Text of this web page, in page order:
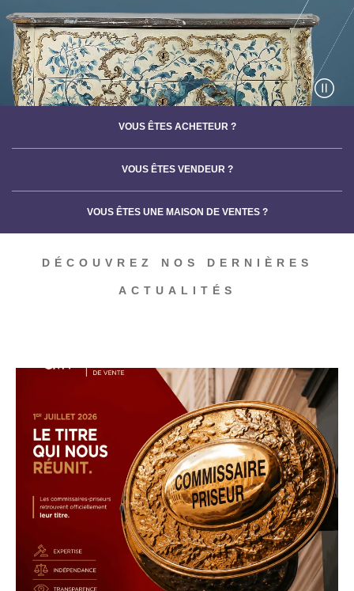
VOUS ÊTES ACHETEUR ?
VOUS ÊTES VENDEUR ?
VOUS ÊTES UNE MAISON DE VENTES ?
DÉCOUVREZ NOS DERNIÈRES
ACTUALITÉS